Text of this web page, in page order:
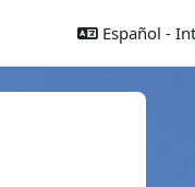
Español -